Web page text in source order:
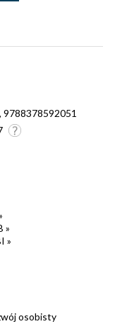
»
»
osobisty